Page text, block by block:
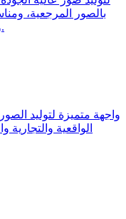
بالصور المرجعية،
واتساق الشخصيات وسير العمل التكراري.
واجهة متميزة لتوليد
الواقعية والتجارية